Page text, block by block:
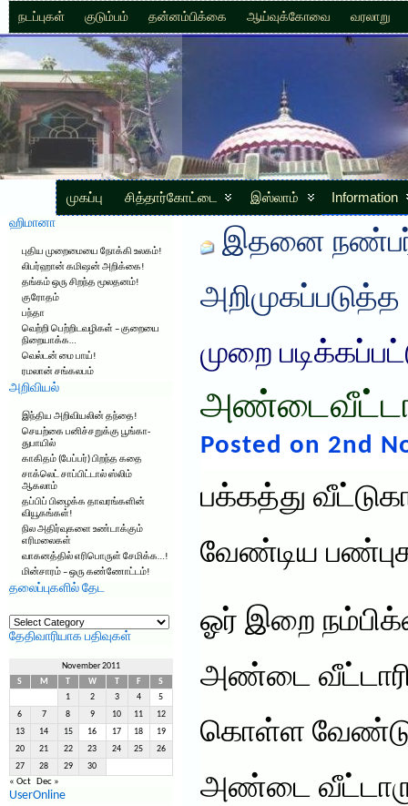
நடப்புகள் குடும்பம் தன்னம்பிக்கை ஆய்வுக்கோவை வரலாறு
முகப்பு சித்தார்கோட்டை இஸ்லாம் Information
ஹிமானா
புதிய முறைமையை நோக்கி உலகம்!
லிபர்ஹான் கமிஷன் அறிக்கை!
தங்கம் ஒரு சிறந்த மூலதனம்!
குரோதம்
பந்தா
வெற்றி பெற்றிடவழிகள் – குறையை
நிறையாக்க…
வெல்டன் மை பாய்!
ரமலான் சங்கலபம்
அறிவியல்
இந்திய அறிவியலின் தந்தை!
செயற்கை பனிச்சறுக்கு பூங்கா-
துபாயில்
காகிதம் (பேப்பர்) பிறந்த கதை
சாக்லெட் சாப்பிட்டால் ஸ்லிம்
ஆகலாம்
தப்பிப் பிழைக்க தாவரங்களின்
வியூகங்கள்!
நில அதிர்வுகளை உண்டாக்கும்
எரிமலைகள்
வாகனத்தில் எரிபொருள் சேமிக்க…!
மின்சாரம் – ஒரு கண்ணோட்டம்!
தலைப்புகளில் தேட
தலைப்புகளில்
தேட
தேதிவாரியாக பதிவுகள்
November 2011
S
M W F
S
1
2 3 4 5
6 7 8 9 10 11 12
13 14 15 16 17 18 19
20 21 22 23 24 25 26
27 28 29 30
« Oct Dec »
UserOnline
இதனை
அறிமுகப்படுத்த
முறை
Posted on 2nd
பக்கத்து
வேண்டிய
ஓர் இறை
அண்டை
கொள்ள
அண்டை